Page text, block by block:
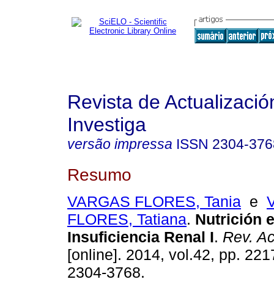
Revista de
Investiga
versão impressa ISSN 2304-
Resumo
VARGAS FLORES, Tania e
FLORES, Tatiana. Nutrición
Insuficiencia Renal I. Rev.
[online]. 2014, vol.42, pp.
2304-3768.